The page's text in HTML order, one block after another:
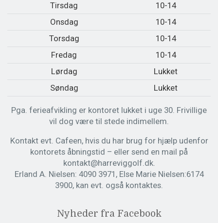
Tirsdag
10-14
Onsdag
10-14
Torsdag
10-14
Fredag
10-14
Lørdag
Lukket
Søndag
Lukket
Pga. ferieafvikling er kontoret lukket i uge 30. Frivillige
vil dog være til stede indimellem.
Kontakt evt. Cafeen, hvis du har brug for hjælp udenfor
kontorets åbningstid – eller send en mail på
kontakt@harreviggolf.dk.
Erland A. Nielsen: 4090 3971, Else Marie Nielsen:6174
3900, kan evt. også kontaktes.
Nyheder fra Facebook